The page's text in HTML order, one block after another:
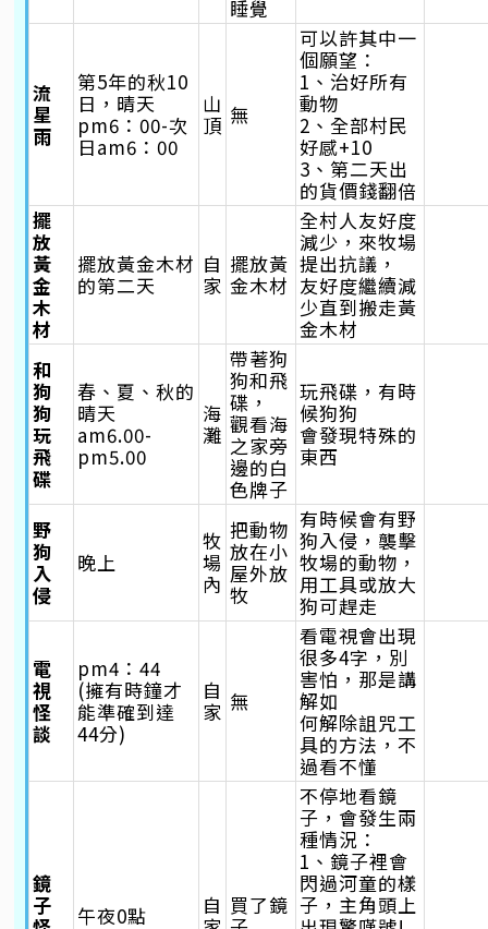
睡覺
流
星
雨
第5年的秋10
日，晴天
pm6：00-次
日am6：00
山
頂 無
可以許其中一
個願望：
1、治好所有
動物
2、全部村民
好感+10
3、第二天出
的貨價錢翻倍
擺
放
黃
金
木
材
擺放黃金木材
的第二天
自
家
擺放黃
金木材
全村人友好度
減少，來牧場
提出抗議，
友好度繼續減
少直到搬走黃
金木材
和
狗
狗
玩
飛
碟
春、夏、秋的
晴天
am6.00-
pm5.00
海
灘
帶著狗
狗和飛
碟，
觀看海
之家旁
邊的白
色牌子
玩飛碟，有時
候狗狗
會發現特殊的
東西
野
狗
入
侵
晚上
牧
場
內
把動物
放在小
屋外放
牧
有時候會有野
狗入侵，襲擊
牧場的動物，
用工具或放大
狗可趕走
電
視
怪
談
pm4：44
(擁有時鐘才
能準確到達
44分)
自
家 無
看電視會出現
很多4字，別
害怕，那是講
解如
何解除詛咒工
具的方法，不
過看不懂
鏡
子
午夜0點
自 買了鏡
不停地看鏡
子，會發生兩
種情況：
1、鏡子裡會
閃過河童的樣
子，主角頭上